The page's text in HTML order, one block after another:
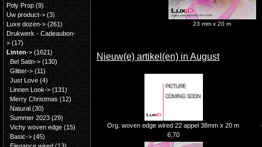
23 mm x 20 m
Nieuw(e) artikel(en) in August
Org. woven edge wired 22 appel 38mm x 20 m
6,70
Poly Prop(9)
Uw product->(3)
Luxe dozen-> (261)
Drukwerk - Cadeaubon-
>(17)
Linten->(1621)
Bel Satin->(130)
Glitter-> (11)
Just Love(4)
Linnen Look-> (131)
Merry Christmas(12)
Natural (30)
Summer 2023(29)
Vichy woven edge (15)
Basic->(45)